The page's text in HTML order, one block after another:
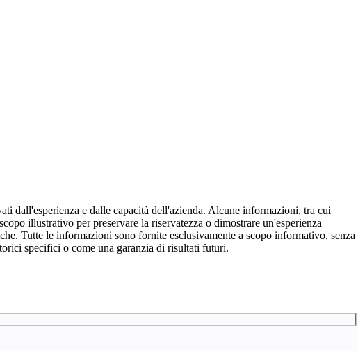
dall'esperienza e dalle capacità dell'azienda. Alcune informazioni, tra cui
illustrativo per preservare la riservatezza o dimostrare un'esperienza
Tutte le informazioni sono fornite esclusivamente a scopo informativo, senza
specifici o come una garanzia di risultati futuri.